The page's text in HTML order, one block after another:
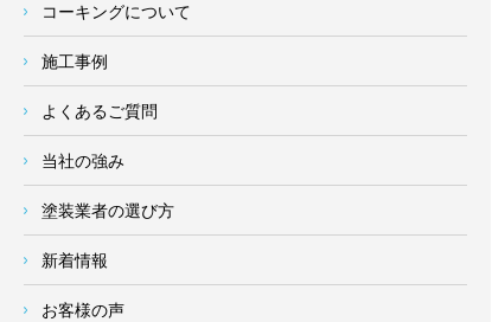
コーキングについて
施工事例
よくあるご質問
当社の強み
塗装業者の選び方
新着情報
お客様の声